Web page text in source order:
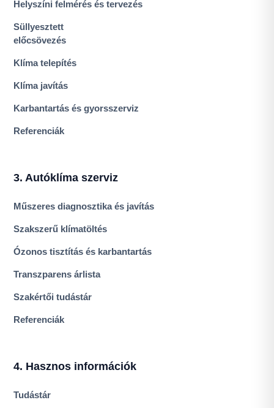
Helyszíni felmérés és tervezés
Süllyesztett
előcsövezés
Klíma telepítés
Klíma javítás
Karbantartás és gyorsszerviz
Referenciák
3. Autóklíma szerviz
Műszeres diagnosztika és javítás
Szakszerű klímatöltés
Ózonos tisztítás és karbantartás
Transzparens árlista
Szakértői tudástár
Referenciák
4. Hasznos információk
Tudástár